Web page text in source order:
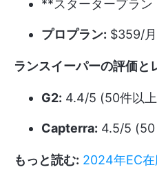
**スタータープラン
プロプラン: $359/
ランスイーパーの評価と
G2: 4.4/5 (50件以
Capterra: 4.5/5 (50
もっと読む: 2024年EC